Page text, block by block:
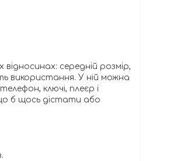
середній розмір,
використання. У ній можна
ключі, плеєр і
б щось дістати або